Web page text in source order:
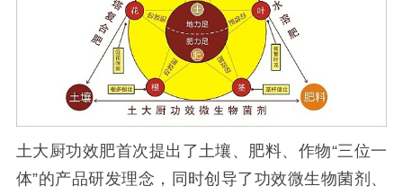
土大厨功效肥首次提出了土壤、肥料、作物“三位一
体”的产品研发理念，同时创导了功效微生物菌剂、